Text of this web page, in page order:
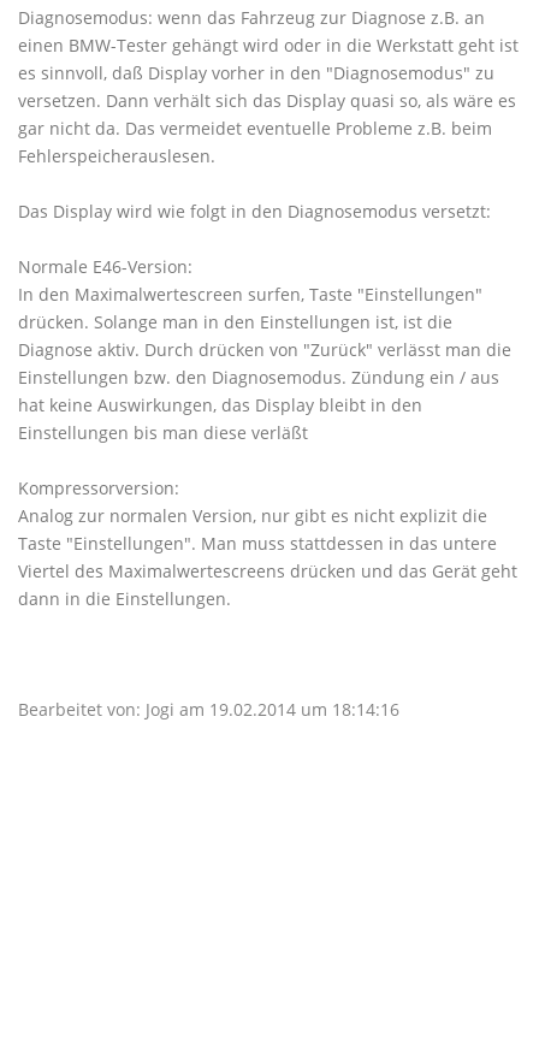
Diagnosemodus: wenn das Fahrzeug zur Diagnose z.B. an
einen BMW-Tester gehängt wird oder in die Werkstatt geht ist
es sinnvoll, daß Display vorher in den "Diagnosemodus" zu
versetzen. Dann verhält sich das Display quasi so, als wäre es
gar nicht da. Das vermeidet eventuelle Probleme z.B. beim
Fehlerspeicherauslesen.
Das Display wird wie folgt in den Diagnosemodus versetzt:
Normale E46-Version:
In den Maximalwertescreen surfen, Taste "Einstellungen"
drücken. Solange man in den Einstellungen ist, ist die
Diagnose aktiv. Durch drücken von "Zurück" verlässt man die
Einstellungen bzw. den Diagnosemodus. Zündung ein / aus
hat keine Auswirkungen, das Display bleibt in den
Einstellungen bis man diese verläßt
Kompressorversion:
Analog zur normalen Version, nur gibt es nicht explizit die
Taste "Einstellungen". Man muss stattdessen in das untere
Viertel des Maximalwertescreens drücken und das Gerät geht
dann in die Einstellungen.
Bearbeitet von: Jogi am 19.02.2014 um 18:14:16